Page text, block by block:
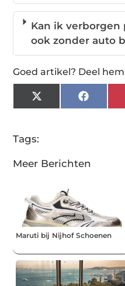
Kan ik verborgen
ook zonder auto
Goed artikel? Deel
X
(Twitter)
Tags:
Meer Berichten
Maruti bij Nijhof Schoenen